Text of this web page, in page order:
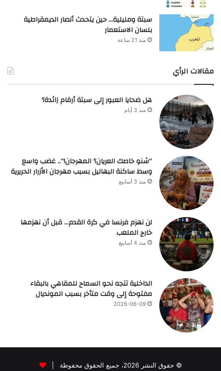
سبتة ومليلية… حين يتحدث أنصار الديمقراطية
بلسان الاستعمار
منذ 21 ساعة
مقالات الرأي
هل ضحايا العبور إلى سبتة أرقام زائدة؟
منذ 3 أيام
“شنو خاصك العريان؟ المهرجان!”.. غضب واسع
وسط ساكنة البهاليل بسبب مهرجان الأزرار الحريرية
منذ 3 أسابيع
لن نهزم فرنسا في كرة القدم… قبل أن نهزمها
خارج الملعب
منذ 4 أسابيع
الداخلية تتجه نحو السماح للمقاهي بالبقاء
مفتوحة إلى وقت متأخر بسبب المونديال
2026-06-09
© حقوق النشر 2026، جميع الحقوق محفوظة |